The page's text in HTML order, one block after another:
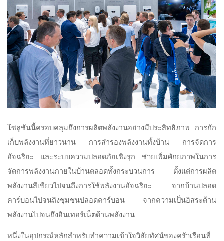
โซลูชันนี้ครอบคลุมถึงการผลิตพลังงานอย่างมีประสิทธิภาพ การกัก
เก็บพลังงานที่ยาวนาน การสำรองพลังงานทั้งบ้าน การจัดการ
อัจฉริยะ และระบบความปลอดภัยเชิงรุก ช่วยเพิ่มศักยภาพในการ
จัดการพลังงานภายในบ้านตลอดทั้งกระบวนการ ตั้งแต่การผลิต
พลังงานสีเขียวไปจนถึงการใช้พลังงานอัจฉริยะ จากบ้านปลอด
คาร์บอนไปจนถึงชุมชนปลอดคาร์บอน จากความเป็นอิสระด้าน
พลังงานไปจนถึงอินเทอร์เน็ตด้านพลังงาน
หนึ่งในอุปกรณ์หลักสำหรับทำความเข้าใจวิสัยทัศน์ของครัวเรือนที่